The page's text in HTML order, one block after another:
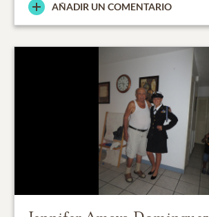
AÑADIR UN COMENTARIO